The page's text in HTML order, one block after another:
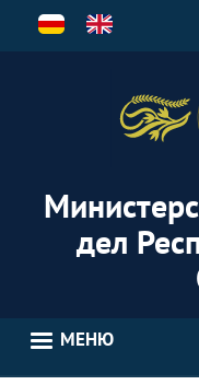
Перейти
дел
МЕНЮ